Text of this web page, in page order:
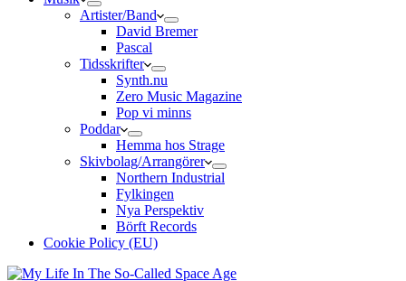
Artister/Band
David Bremer
Pascal
Tidsskrifter
Synth.nu
Zero Music Magazine
Pop vi minns
Poddar
Hemma hos Strage
Skivbolag/Arrangörer
Northern Industrial
Fylkingen
Nya Perspektiv
Börft Records
Cookie Policy (EU)